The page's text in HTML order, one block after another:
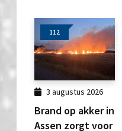
112
3 augustus 2026
Brand op akker in
Assen zorgt voor